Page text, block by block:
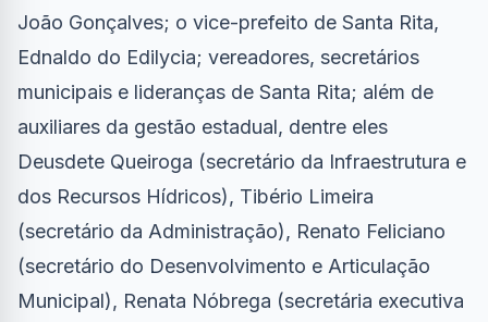
João Gonçalves; o vice-prefeito de Santa Rita,
Ednaldo do Edilycia; vereadores, secretários
municipais e lideranças de Santa Rita; além de
auxiliares da gestão estadual, dentre eles
Deusdete Queiroga (secretário da Infraestrutura e
dos Recursos Hídricos), Tibério Limeira
(secretário da Administração), Renato Feliciano
(secretário do Desenvolvimento e Articulação
Municipal), Renata Nóbrega (secretária executiva